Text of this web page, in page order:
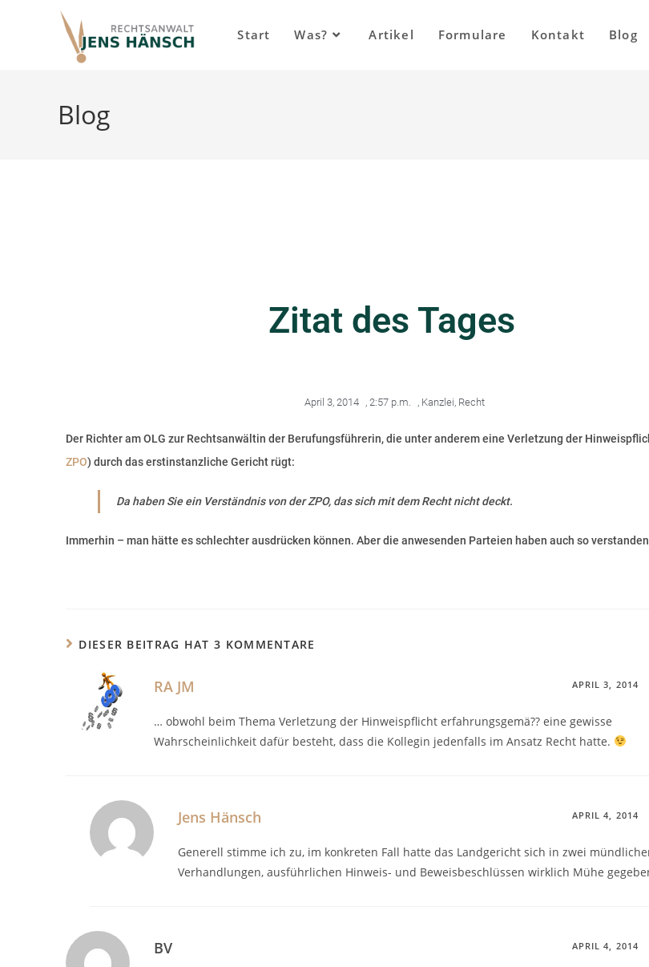
Start Was? Artikel Formulare Kontakt Blog
Blog
Zitat des Tages
April 3, 2014 , 2:57 p.m. , Kanzlei, Recht
Der Richter am OLG zur Rechtsanwältin der Berufungsführerin, die unter anderem eine Verletzung der
ZPO) durch das erstinstanzliche Gericht rügt:
Da haben Sie ein Verständnis von der ZPO, das sich mit dem Recht nicht deckt.
Immerhin – man hätte es schlechter ausdrücken können. Aber die anwesenden Parteien haben auch so
DIESER BEITRAG HAT 3 KOMMENTARE
RA JM APRIL 3, 2014
… obwohl beim Thema Verletzung der Hinweispflicht erfahrungsgemä?? eine gewisse
Wahrscheinlichkeit dafür besteht, dass die Kollegin jedenfalls im Ansatz Recht hatte.
Jens Hänsch APRIL 4, 2014
Generell stimme ich zu, im konkreten Fall hatte das Landgericht sich in zwei
Verhandlungen, ausführlichen Hinweis- und Beweisbeschlüssen wirklich Mühe
BV APRIL 4, 2014